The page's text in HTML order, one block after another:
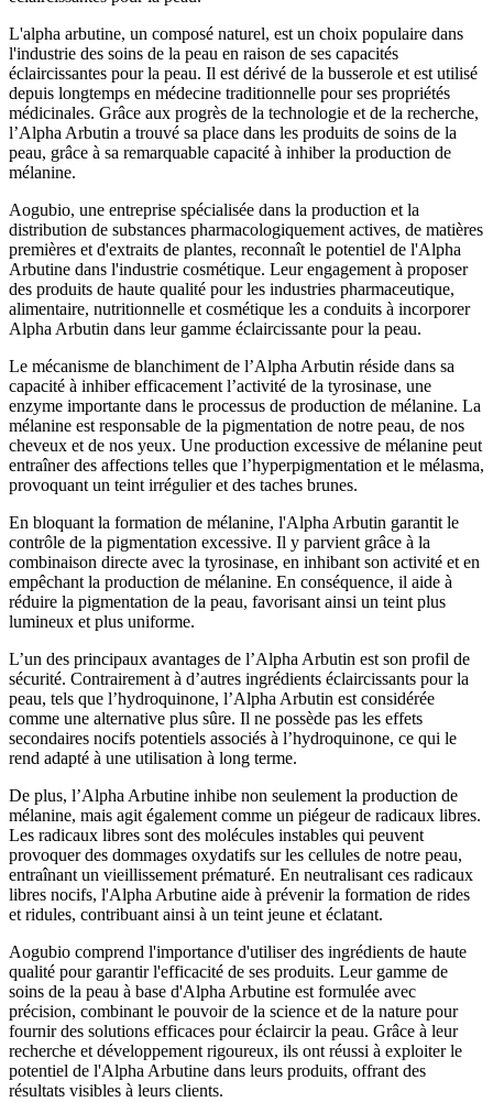
L'alpha arbutine, un composé naturel, est un choix populaire dans
l'industrie des soins de la peau en raison de ses capacités
éclaircissantes pour la peau. Il est dérivé de la busserole et est utilisé
depuis longtemps en médecine traditionnelle pour ses propriétés
médicinales. Grâce aux progrès de la technologie et de la recherche,
l’Alpha Arbutin a trouvé sa place dans les produits de soins de la
peau, grâce à sa remarquable capacité à inhiber la production de
mélanine.
Aogubio, une entreprise spécialisée dans la production et la
distribution de substances pharmacologiquement actives, de matières
premières et d'extraits de plantes, reconnaît le potentiel de l'Alpha
Arbutine dans l'industrie cosmétique. Leur engagement à proposer
des produits de haute qualité pour les industries pharmaceutique,
alimentaire, nutritionnelle et cosmétique les a conduits à incorporer
Alpha Arbutin dans leur gamme éclaircissante pour la peau.
Le mécanisme de blanchiment de l’Alpha Arbutin réside dans sa
capacité à inhiber efficacement l’activité de la tyrosinase, une
enzyme importante dans le processus de production de mélanine. La
mélanine est responsable de la pigmentation de notre peau, de nos
cheveux et de nos yeux. Une production excessive de mélanine peut
entraîner des affections telles que l’hyperpigmentation et le mélasma,
provoquant un teint irrégulier et des taches brunes.
En bloquant la formation de mélanine, l'Alpha Arbutin garantit le
contrôle de la pigmentation excessive. Il y parvient grâce à la
combinaison directe avec la tyrosinase, en inhibant son activité et en
empêchant la production de mélanine. En conséquence, il aide à
réduire la pigmentation de la peau, favorisant ainsi un teint plus
lumineux et plus uniforme.
L’un des principaux avantages de l’Alpha Arbutin est son profil de
sécurité. Contrairement à d’autres ingrédients éclaircissants pour la
peau, tels que l’hydroquinone, l’Alpha Arbutin est considérée
comme une alternative plus sûre. Il ne possède pas les effets
secondaires nocifs potentiels associés à l’hydroquinone, ce qui le
rend adapté à une utilisation à long terme.
De plus, l’Alpha Arbutine inhibe non seulement la production de
mélanine, mais agit également comme un piégeur de radicaux libres.
Les radicaux libres sont des molécules instables qui peuvent
provoquer des dommages oxydatifs sur les cellules de notre peau,
entraînant un vieillissement prématuré. En neutralisant ces radicaux
libres nocifs, l'Alpha Arbutine aide à prévenir la formation de rides
et ridules, contribuant ainsi à un teint jeune et éclatant.
Aogubio comprend l'importance d'utiliser des ingrédients de haute
qualité pour garantir l'efficacité de ses produits. Leur gamme de
soins de la peau à base d'Alpha Arbutine est formulée avec
précision, combinant le pouvoir de la science et de la nature pour
fournir des solutions efficaces pour éclaircir la peau. Grâce à leur
recherche et développement rigoureux, ils ont réussi à exploiter le
potentiel de l'Alpha Arbutine dans leurs produits, offrant des
résultats visibles à leurs clients.